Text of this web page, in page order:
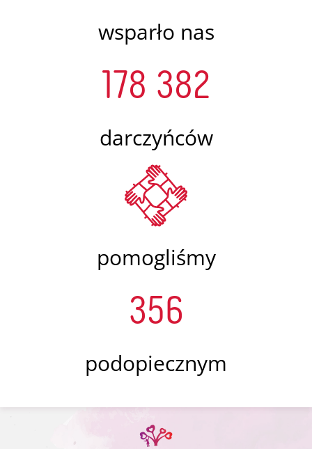
wsparło nas
178 382
darczyńców
pomogliśmy
356
podopiecznym